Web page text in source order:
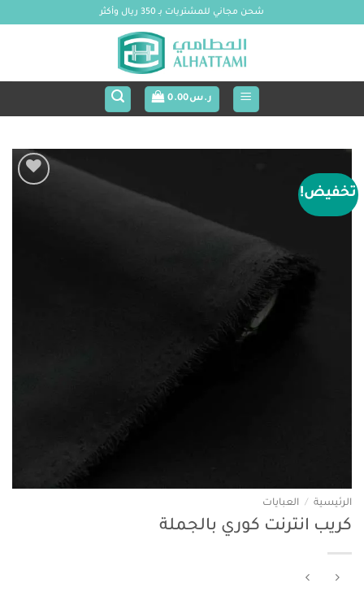
شحن مجاني للمشتريات بـ 350 ريال وأكثر
ر.س0.00
تخفيض!
الرئيسية / العبايات
كريب انترنت كوري بالجملة